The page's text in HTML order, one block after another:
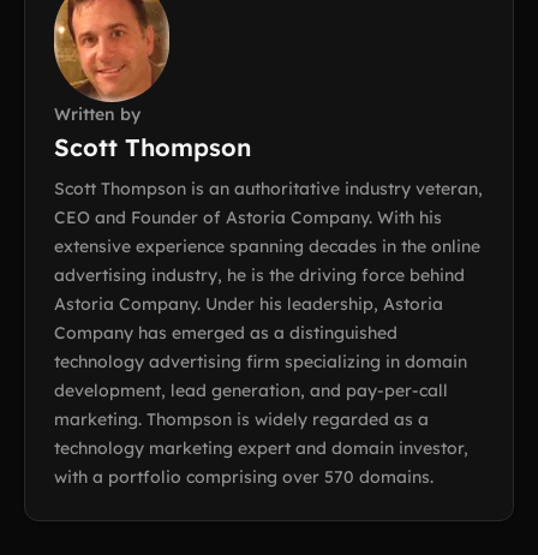
Written by
Scott Thompson
Scott Thompson is an authoritative industry veteran,
CEO and Founder of Astoria Company. With his
extensive experience spanning decades in the online
advertising industry, he is the driving force behind
Astoria Company. Under his leadership, Astoria
Company has emerged as a distinguished
technology advertising firm specializing in domain
development, lead generation, and pay-per-call
marketing. Thompson is widely regarded as a
technology marketing expert and domain investor,
with a portfolio comprising over 570 domains.